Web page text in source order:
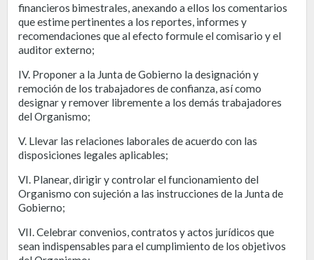
financieros bimestrales, anexando a ellos los comentarios
que estime pertinentes a los reportes, informes y
recomendaciones que al efecto formule el comisario y el
auditor externo;
IV. Proponer a la Junta de Gobierno la designación y
remoción de los trabajadores de confianza, así como
designar y remover libremente a los demás trabajadores
del Organismo;
V. Llevar las relaciones laborales de acuerdo con las
disposiciones legales aplicables;
VI. Planear, dirigir y controlar el funcionamiento del
Organismo con sujeción a las instrucciones de la Junta de
Gobierno;
VII. Celebrar convenios, contratos y actos jurídicos que
sean indispensables para el cumplimiento de los objetivos